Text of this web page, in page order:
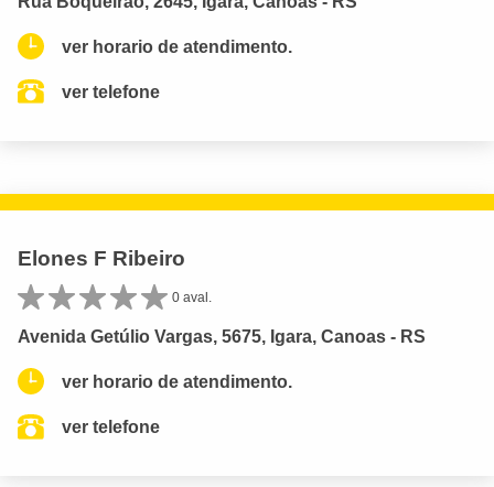
ver horario de atendimento.
ver telefone
Elones F Ribeiro
0 aval.
Avenida Getúlio Vargas, 5675, Igara, Canoas - RS
ver horario de atendimento.
ver telefone